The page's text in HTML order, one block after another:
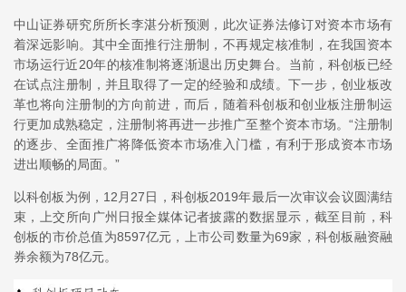
中山证券研究所所长李湛分析预测，此次证券法修订对资本市场有
着深远影响。其中全面推行注册制，不再规定核准制，在我国资本
市场运行近20年的核准制将逐渐退出历史舞台。当前，科创板已经
在试点注册制，并且取得了一定的经验和成绩。下一步，创业板改
革也将向注册制的方向前进，而后，随着科创板和创业板注册制运
行更加成熟稳定，注册制将再进一步推广至整个资本市场。“注册制
的逐步、全面推广将降低资本市场准入门槛，有利于形成资本市场
进出顺畅的局面。”
以科创板为例，12月27日，科创板2019年最后一次审议会议圆满结
束，上交所向广州日报全媒体记者披露的数据显示，截至目前，科
创板的市价总值为8597亿元，上市公司数量为69家，科创板融资融
券余额为78亿元。